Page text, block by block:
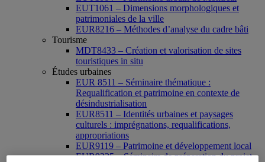
EUT1061 – Dimensions morphologiques et
patrimoniales de la ville
EUR8216 – Méthodes d’analyse du cadre bâti
Tourisme
MDT8433 – Création et valorisation de sites
touristiques in situ
Études urbaines
EUR 8511 – Séminaire thématique :
Requalification et patrimoine en contexte de
désindustrialisation
EUR8511 – Identités urbaines et paysages
culturels : imprégnations, requalifications,
appropriations
EUR9119 – Patrimoine et développement local
EUR9335 – Séminaire de préparation du projet